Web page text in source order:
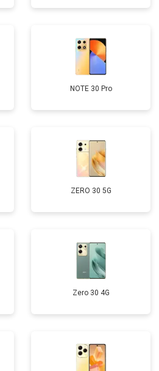
NOTE 30 Pro
ZERO 30 5G
Zero 30 4G